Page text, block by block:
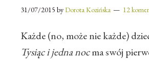
31/07/2015 byDorota Kozińska 12
Każde (no, może nie każde)
Tysiąc i jedna nocma swój